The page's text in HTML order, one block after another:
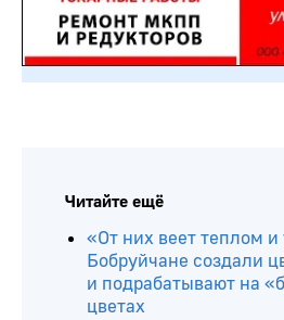
Читайте ещё
«От них веет теплом
Бобруйчане создали
и подрабатывают на
цветах